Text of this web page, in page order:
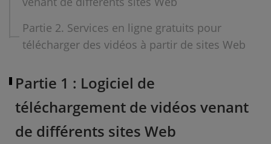
Partie 2. Services en ligne gratuits pour
télécharger des vidéos à partir de sites Web
Partie 1 : Logiciel de
téléchargement de vidéos venant
de différents sites Web